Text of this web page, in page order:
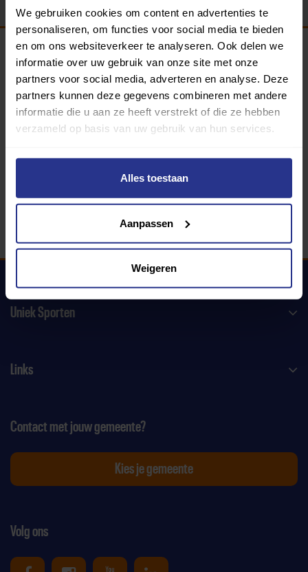
We gebruiken cookies om content en advertenties te
personaliseren, om functies voor social media te bieden
en om ons websiteverkeer te analyseren. Ook delen we
informatie over uw gebruik van onze site met onze
partners voor social media, adverteren en analyse. Deze
partners kunnen deze gegevens combineren met andere
informatie die u aan ze heeft verstrekt of die ze hebben
verzameld op basis van uw gebruik van hun services.
Alles toestaan
Aanpassen
Weigeren
Programma van:
340 gemeenten
Uniek Sporten
Links
Volg ons
Contact met jouw gemeente?
Kies je gemeente